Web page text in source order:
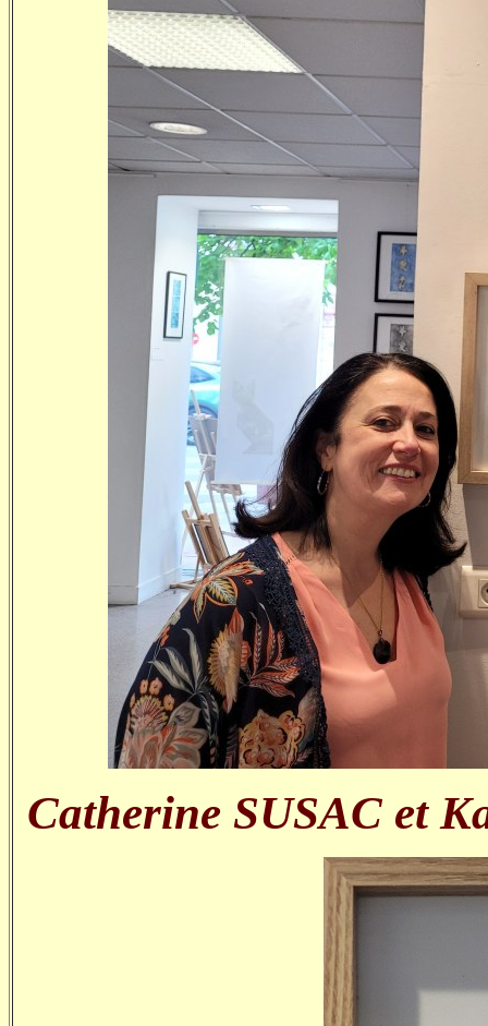
Catherine SUSAC et